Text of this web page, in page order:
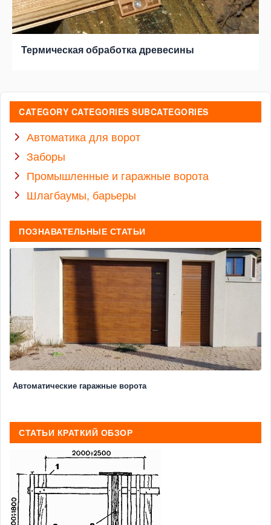
Термическая обработка древесины
CATEGORY CATEGORIES SUBCATEGORIES
Автоматика для ворот
Заборы
Промышленные и гаражные ворота
Шлагбаумы, барьеры
ПОЗНАВАТЕЛЬНЫЕ СТАТЬИ
Автоматические гаражные ворота
СТАТЬИ КРАТКИЙ ОБЗОР